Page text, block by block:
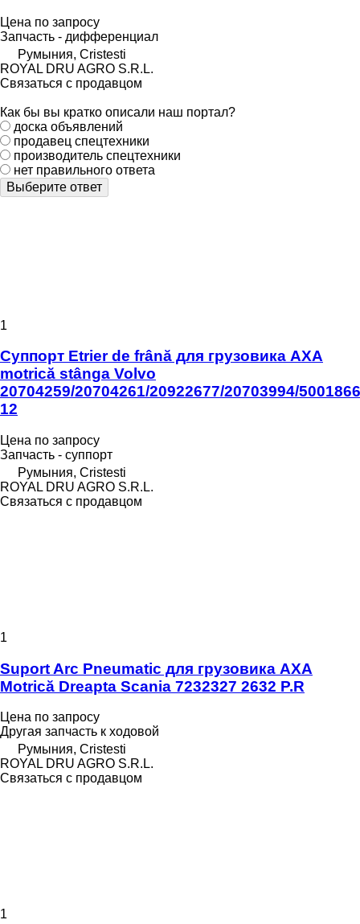
Цена по запросу
Запчасть - дифференциал
Румыния, Cristesti
ROYAL DRU AGRO S.R.L.
Связаться с продавцом
Как бы вы кратко описали наш портал?
доска объявлений
продавец спецтехники
производитель спецтехники
нет правильного ответа
Выберите ответ
1
Суппорт Etrier de frână для грузовика AXA
motrică stânga Volvo
20704259/20704261/20922677/20703994/
12
Цена по запросу
Запчасть - суппорт
Румыния, Cristesti
ROYAL DRU AGRO S.R.L.
Связаться с продавцом
1
Suport Arc Pneumatic для грузовика AXA
Motrică Dreapta Scania 7232327 2632 P.R
Цена по запросу
Другая запчасть к ходовой
Румыния, Cristesti
ROYAL DRU AGRO S.R.L.
Связаться с продавцом
1